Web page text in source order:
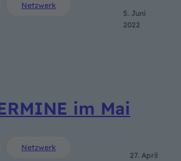
Netzwerk
5. Juni
2022
im Mai
Netzwerk
27. April